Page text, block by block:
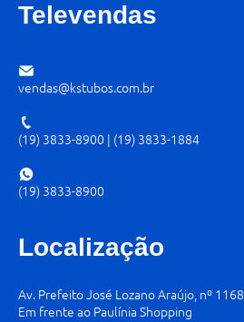
Televendas
vendas@kstubos.com.br
(19) 3833-8900 | (19) 3833-1884
(19) 3833-8900
Localização
Av. Prefeito José Lozano Araújo, nº 1168
Em frente ao Paulínia Shopping